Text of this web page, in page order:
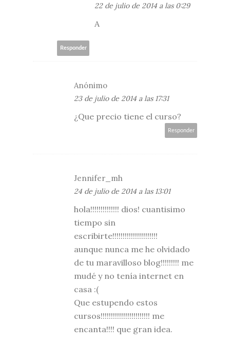
22 de julio de 2014 a las 0:29
A
Responder
Anónimo
23 de julio de 2014 a las 17:31
¿Que precio tiene el curso?
Responder
Jennifer_mh
24 de julio de 2014 a las 13:01
hola!!!!!!!!!!!!!! dios! cuantisimo
tiempo sin
escribirte!!!!!!!!!!!!!!!!!!!!!!
aunque nunca me he olvidado
de tu maravilloso blog!!!!!!!!! me
mudé y no tenía internet en
casa :(
Que estupendo estos
cursos!!!!!!!!!!!!!!!!!!!!!!!! me
encanta!!!! que gran idea.